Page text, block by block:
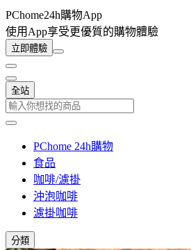
PChome24h購物App
使用App享受更優質的購物體驗
立即體驗
全站
PChome 24h購物
食品
咖啡/濾掛
沖泡咖啡
濾掛咖啡
分類